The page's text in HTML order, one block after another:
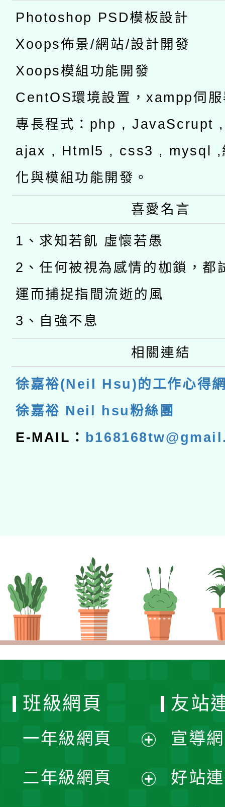
Photoshop PSD模板設計
Xoops佈景/網站/設計開發
Xoops模組功能開發
CentOS環境設置，xampp伺
專長程式：php , JavaScrupt
ajax , Html5 , css3 , mysql ,
化與模組功能開發。
喜愛名言
1、求知若飢 虛懷若愚
2、任何被視為感情的枷鎖，都
運而捕捉指間流逝的風
3、自強不息
相關連結
徐嘉裕(Neil Hsu)的工作心得
徐嘉裕 Neil hsu粉絲團
E-MAIL：
班級網頁
一年級網頁
開
二年級網頁
友站
宣導
好站